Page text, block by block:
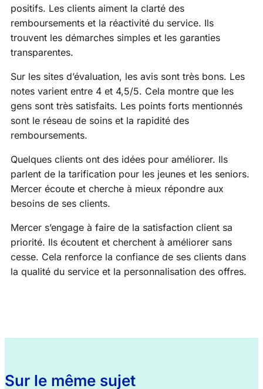
positifs. Les clients aiment la clarté des
remboursements et la réactivité du service. Ils
trouvent les démarches simples et les garanties
transparentes.
Sur les sites d’évaluation, les avis sont très bons. Les
notes varient entre 4 et 4,5/5. Cela montre que les
gens sont très satisfaits. Les points forts mentionnés
sont le réseau de soins et la rapidité des
remboursements.
Quelques clients ont des idées pour améliorer. Ils
parlent de la tarification pour les jeunes et les seniors.
Mercer écoute et cherche à mieux répondre aux
besoins de ses clients.
Mercer s’engage à faire de la satisfaction client sa
priorité. Ils écoutent et cherchent à améliorer sans
cesse. Cela renforce la confiance de ses clients dans
la qualité du service et la personnalisation des offres.
Sur le même sujet